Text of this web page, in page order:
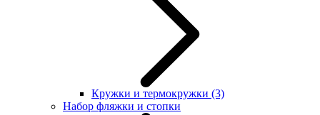
Кружки и термокружки (3)
Набор фляжки и стопки